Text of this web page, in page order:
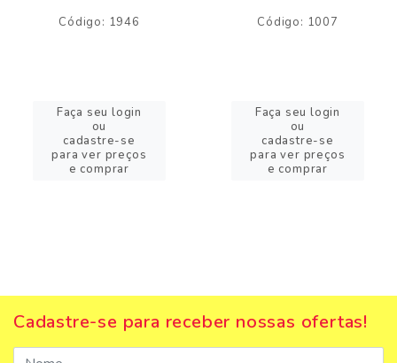
Código: 1946
Faça seu login
ou
cadastre-se
para ver preços
e comprar
Código: 1007
Faça seu login
ou
cadastre-se
para ver preços
e comprar
Cadastre-se para receber nossas ofertas!